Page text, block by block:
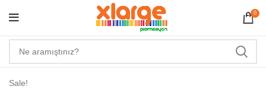
0
Sale!